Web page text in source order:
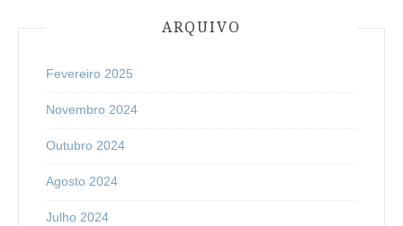
ARQUIVO
Fevereiro 2025
Novembro 2024
Outubro 2024
Agosto 2024
Julho 2024